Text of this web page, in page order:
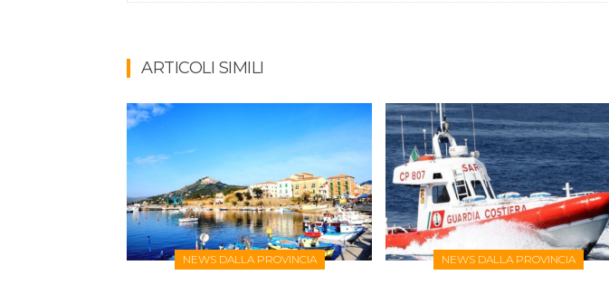
ARTICOLI SIMILI
NEWS DALLA PROVINCIA NEWS DALLA PROVINCIA